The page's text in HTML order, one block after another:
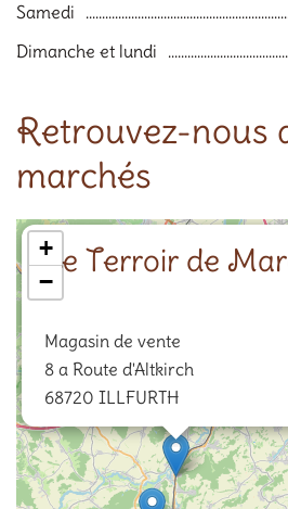
Samedi
Dimanche et lundi
Retrouvez-nous
marchés
Le Terroir de
Magasin de vente
8 a Route d'Altkirch
68720 ILLFURTH
+
−